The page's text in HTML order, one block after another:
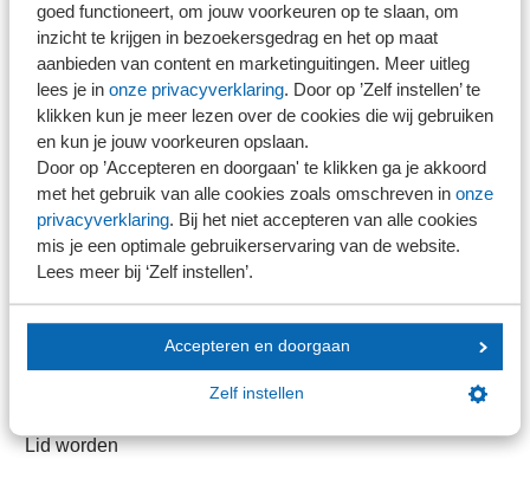
goed functioneert, om jouw voorkeuren op te slaan, om
inzicht te krijgen in bezoekersgedrag en het op maat
aanbieden van content en marketinguitingen. Meer uitleg
lees je in onze privacyverklaring. Door op ’Zelf instellen’ te
klikken kun je meer lezen over de cookies die wij gebruiken
en kun je jouw voorkeuren opslaan.
Door op ’Accepteren en doorgaan' te klikken ga je akkoord
met het gebruik van alle cookies zoals omschreven in onze
privacyverklaring. Bij het niet accepteren van alle cookies
mis je een optimale gebruikerservaring van de website.
Lees meer bij ‘Zelf instellen’.
Accepteren en doorgaan
Zelf instellen
Direct naar
Stel je vaktechnische vraag
Branche in Zicht
Dossiers
Kantoorvinder
Nieuwsbank
Handige links
Veilig bestanden delen
Lid worden